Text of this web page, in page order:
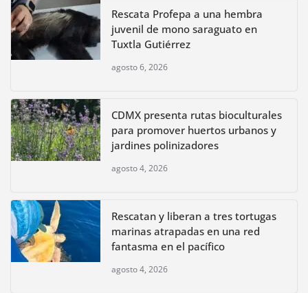
Rescata Profepa a una hembra
juvenil de mono saraguato en
Tuxtla Gutiérrez
agosto 6, 2026
CDMX presenta rutas bioculturales
para promover huertos urbanos y
jardines polinizadores
agosto 4, 2026
Rescatan y liberan a tres tortugas
marinas atrapadas en una red
fantasma en el pacífico
agosto 4, 2026